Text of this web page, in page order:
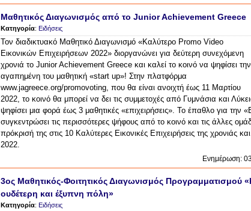
Μαθητικός Διαγωνισμός από το Junior Achievement Greece
Κατηγορία: Ειδήσεις
Τον διαδικτυακό Μαθητικό Διαγωνισμό «Καλύτερο Promo Video
Εικονικών Επιχειρήσεων 2022» διοργανώνει για δεύτερη συνεχόμενη
χρονιά το Junior Achievement Greece και καλεί το κοινό να ψηφίσει την
αγαπημένη του μαθητική «start up»! Στην πλατφόρμα
www.jagreece.org/promovoting, που θα είναι ανοιχτή έως 11 Μαρτίου
2022, το κοινό θα μπορεί να δει τις συμμετοχές από Γυμνάσια και
ψηφίσει μια φορά έως 3 μαθητικές «επιχειρήσεις». Το έπαθλο για την
συγκεντρώσει τις περισσότερες ψήφους από το κοινό και τις άλλες
πρόκρισή της στις 10 Καλύτερες Εικονικές Επιχειρήσεις της χρονιάς
2022.
Ενημέρωση:
3ος Μαθητικός-Φοιτητικός Διαγωνισμός Προγραμματισμού
ουδέτερη και έξυπνη πόλη»
Κατηγορία: Ειδήσεις